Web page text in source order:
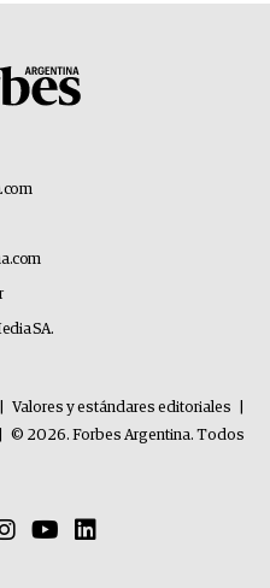
SA.
Valores y estándares editoriales
© 2026. Forbes Argentina. Todos